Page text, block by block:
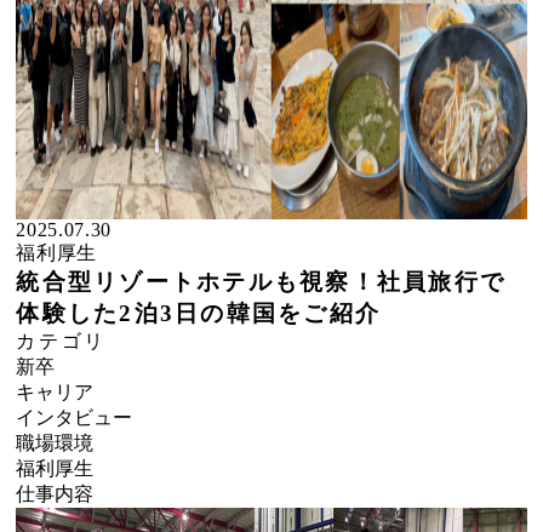
2025.07.30
福利厚生
統合型リゾートホテルも視察！社員旅行で
体験した2泊3日の韓国をご紹介
カテゴリ
新卒
キャリア
インタビュー
職場環境
福利厚生
仕事内容